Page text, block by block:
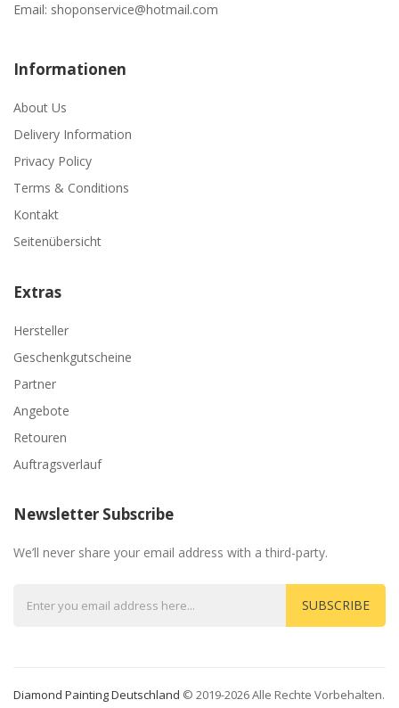
Email: shoponservice@hotmail.com
Informationen
About Us
Delivery Information
Privacy Policy
Terms & Conditions
Kontakt
Seitenübersicht
Extras
Hersteller
Geschenkgutscheine
Partner
Angebote
Retouren
Auftragsverlauf
Newsletter Subscribe
We’ll never share your email address with a third-party.
SUBSCRIBE
Diamond Painting Deutschland © 2019-2026 Alle Rechte Vorbehalten.